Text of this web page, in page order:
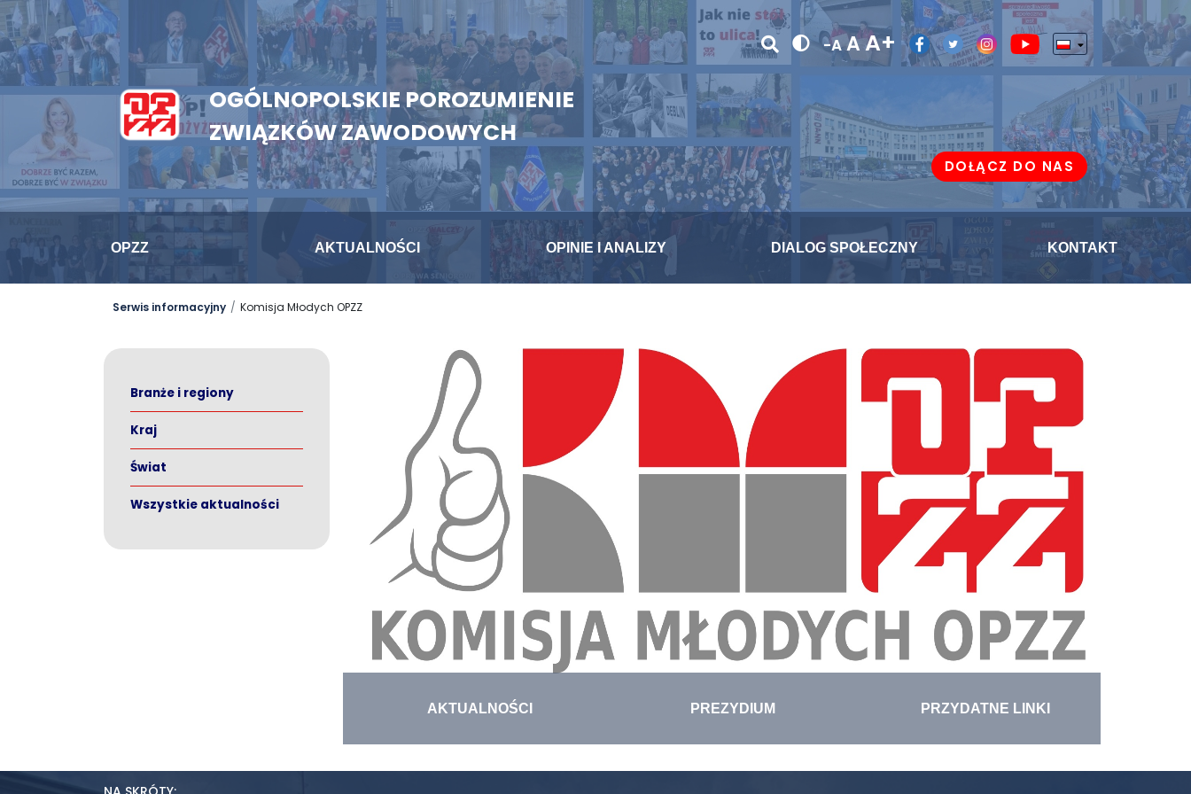
-A AA+
OGÓLNOPOLSKIE POROZUMIENIE
ZWIĄZKÓW ZAWODOWYCH
DOŁĄCZ DO NAS
OPZZ AKTUALNOŚCI OPINIE I ANALIZY DIALOG SPOŁECZNY KONTAKT
Serwis informacyjny Komisja Młodych OPZZ
Branże i regiony
Kraj
Świat
Wszystkie aktualności
AKTUALNOŚCI PREZYDIUM PRZYDATNE LINKI